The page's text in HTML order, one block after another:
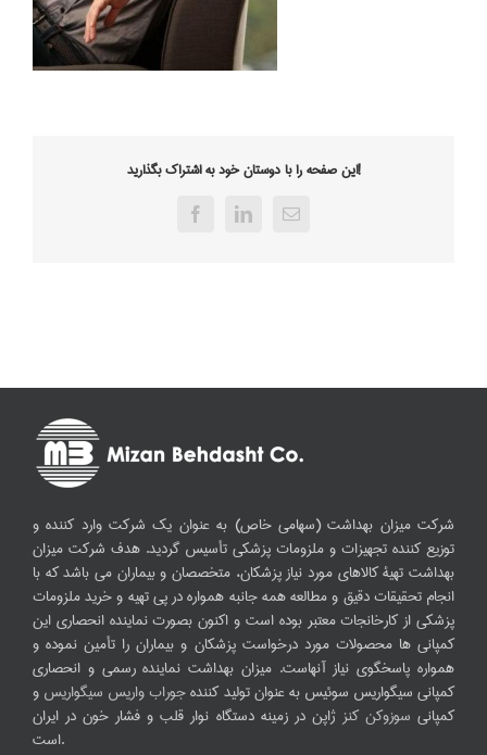
این صفحه را با دوستان خود به اشتراک بگذارید!
FacebookLinkedInEmail
شرکت میزان بهداشت (سهامی خاص) به عنوان یک شرکت وارد کننده و
توزیع کننده تجهیزات و ملزومات پزشکی تأسیس گردید. هدف شرکت میزان
بهداشت تهیۀ کالاهای مورد نیاز پزشکان، متخصصان و بیماران می باشد که با
انجام تحقیقات دقیق و مطالعه همه جانبه همواره در پی تهیه و خرید ملزومات
پزشکی از کارخانجات معتبر بوده است و اکنون بصورت نماینده انحصاری این
کمپانی ها محصولات مورد درخواست پزشکان و بیماران را تأمین نموده و
همواره پاسخگوی نیاز آنهاست. میزان بهداشت نماینده رسمی و انحصاری
کمپانی سیگواریس سوئیس به عنوان تولید کنندهجوراب واریس سیگواریسو
کمپانی سوزوکن کنز ژاپن در زمینه دستگاه نوار قلب و فشار خون در ایران
است.